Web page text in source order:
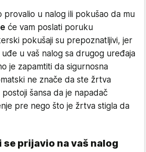
provalio u nalog ili pokušao da mu
će vam poslati poruku
pokušaji su prepoznatljivi, jer
u vaš nalog sa drugog uređaja
je zapamtiti da sigurnosna
ne znače da ste žrtva
šansa da je napadač
pre nego što je žrtva stigla da
se prijavio na vaš nalog